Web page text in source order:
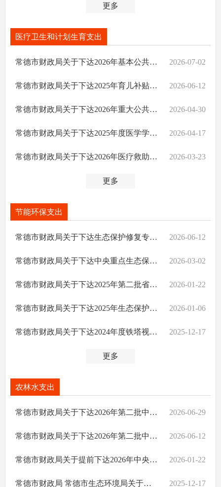
更多
医疗卫生和计划生育支出
2026-07-02
常德市财政局关于下达2026年基本公共卫生市级补助资金的通知
2026-06-12
常德市财政局关于下达2025年育儿补贴结算资金及2026年市级预拨资金的通知
2026-04-30
常德市财政局关于下达2026年重大公共卫生服务中央补助资金的通知
2026-04-17
常德市财政局关于下达2025年度医学学科建设项目省级财政补助资金的通知
2026-03-23
常德市财政局关于下达2026年医疗救助中央和省补助资金的通知
更多
节能环保支出
2026-06-12
常德市财政局关于下达生态保护修复专项2025年第三批中央预算内基建资金的通知
2026-03-02
常德市财政局关于下达中央重点生态保护修复治理资金及省级配套的通知
2026-01-22
常德市财政局关于下达2025年第二批省级环保专项等资金的通知
2026-01-06
常德市财政局关于下达2025年生态保护资金的通知
2025-12-17
常德市财政局关于下达2024年度铁塔视频监测工作成效突出奖补资金的通知
更多
农林水支出
2026-06-29
常德市财政局关于下达2026年第二批中央林业草原生态保护恢复资金（市县）的通知
2026-06-12
常德市财政局关于下达2026年第二批中央林业草原改革发展资金的通知
2026-01-22
常德市财政局关于提前下达2026年中央林业草原改革发展资金的通知
2025-12-17
常德市财政局 常德市生态环境局关于下达2025年中央、省级农村环境整治资金的通知